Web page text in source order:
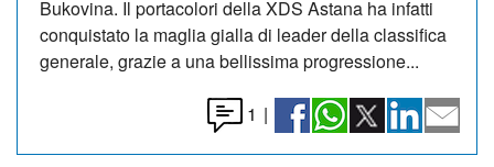
Bukovina. Il portacolori della XDS Astana ha infatti
conquistato la maglia gialla di leader della classifica
generale, grazie a una bellissima progressione...
1 |